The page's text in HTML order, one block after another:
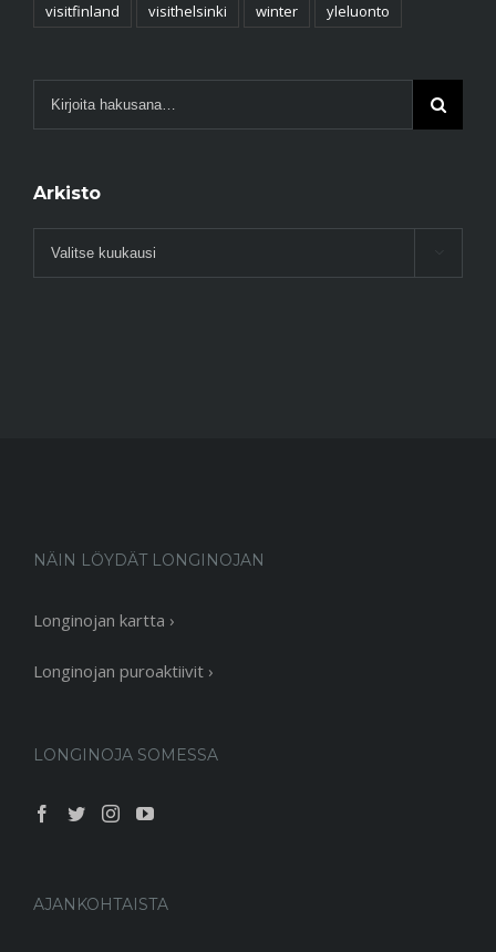
visitfinland
visithelsinki winter yleluonto
Arkisto
Arkisto
NÄIN LÖYDÄT LONGINOJAN
Longinojan kartta ›
Longinojan puroaktiivit ›
LONGINOJA SOMESSA
AJANKOHTAISTA